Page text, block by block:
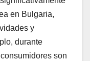
en Bulgaria,
y
durante
son